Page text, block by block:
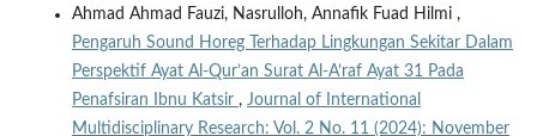
Ahmad Ahmad Fauzi, Nasrulloh, Annafik Fuad Hilmi ,
Pengaruh Sound Horeg Terhadap Lingkungan Sekitar Dalam
Perspektif Ayat Al-Qur’an Surat Al-A’raf Ayat 31 Pada
Penafsiran Ibnu Katsir , Journal of International
Multidisciplinary Research: Vol. 2 No. 11 (2024): November